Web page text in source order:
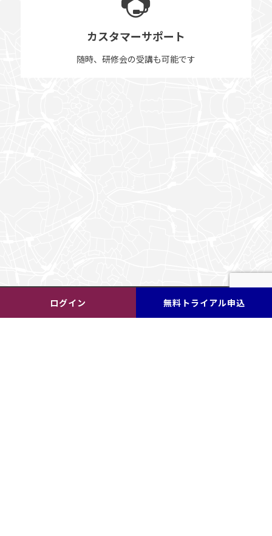
ログイン 無料トライアル申込
カスタマーサポート
随時、研修会の受講も可能です